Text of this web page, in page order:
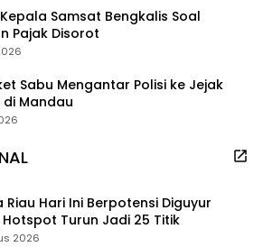
Samsat Bengkalis Soal
Pajak Disorot
Sabu Mengantar Polisi ke Jejak
di Mandau
Riau Hari Ini Berpotensi Diguyur
Hotspot Turun Jadi 25 Titik
2026